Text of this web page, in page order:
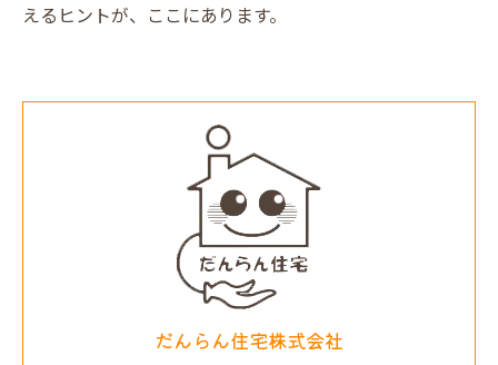
えるヒントが、ここにあります。
だんらん住宅株式会社